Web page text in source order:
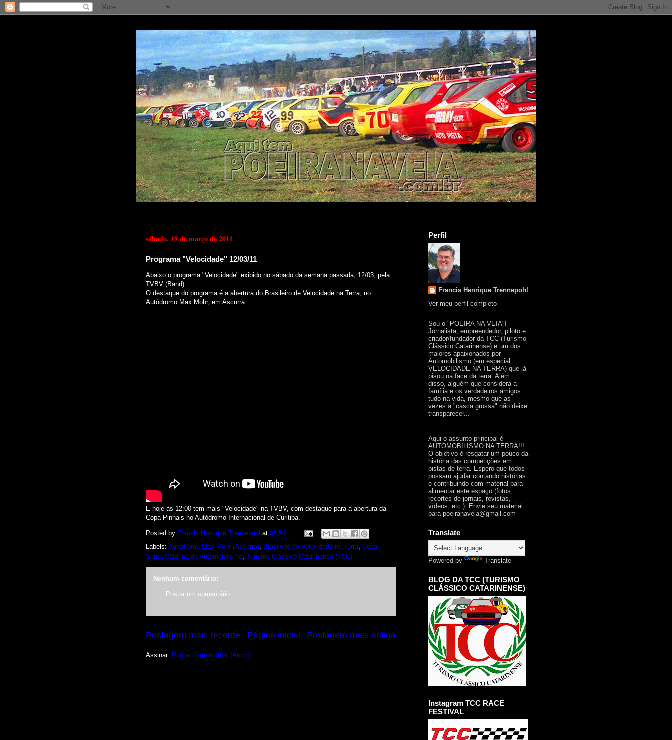
sábado, 19 de março de 2011
Programa "Velocidade" 12/03/11
Abaixo o programa "Velocidade" exibido no sábado da semana passada, 12/03, pela
TVBV (Band).
O destaque do programa é a abertura do Brasileiro de Velocidade na Terra, no
Autódromo Max Mohr, em Ascurra.
E hoje às 12:00 tem mais "Velocidade" na TVBV, com destaque para a abertura da
Copa Pinhais no Autódromo Internacional de Curitiba.
Posted by Francis Henrique Trennepohl at 08:59
Labels: Autódromo Max Mohr (Ascurra), Brasileiro de Velocidade na Terra, Copa
Santa Catarina de Automobilismo, Turismo Clássico Catarinense (TCC)
Nenhum comentário:
Postar um comentário
Postagem mais recente Postagem mais antiga
Página inicial
Assinar: Postar comentários (Atom)
Perfil
Francis Henrique Trennepohl
Ver meu perfil completo
Sou o "POEIRA NA VEIA"!
Jornalista, empreendedor, piloto e
criador/fundador da TCC (Turismo
Clássico Catarinense) e um dos
maiores apaixonados por
Automobilismo (em especial
VELOCIDADE NA TERRA) que já
pisou na face da terra. Além
disso, alguém que considera a
família e os verdadeiros amigos
tudo na vida, mesmo que as
vezes a "casca grossa" não deixe
transparecer...
Aqui o assunto principal é
AUTOMOBILISMO NA TERRA!!!
O objetivo é resgatar um pouco da
história das competições em
pistas de terra. Espero que todos
possam ajudar contando histórias
e contribuindo com material para
alimentar este espaço (fotos,
recortes de jornais, revistas,
vídeos, etc.). Envie seu material
para poeiranaveia@gmail.com
Translate
Powered by Translate
BLOG DA TCC (TURISMO
CLÁSSICO CATARINENSE)
Instagram TCC RACE
FESTIVAL